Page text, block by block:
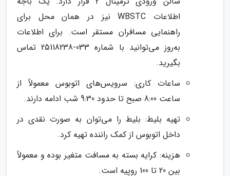
اطلاعات WBSTC نیز در همان محل برای
راهنمایی مسافران مستقر است. برای اطلاعات
به‌روز می‌توانید با شماره 033-25118238 تماس
بگیرید.
ساعات کاری: سرویس‌های اتوبوس معمولاً از
ساعت 8:00 صبح تا حدود 9:30 شب ادامه دارند.
تهیه بلیط: بلیط را می‌توان به صورت نقدی در
داخل اتوبوس از کمک راننده تهیه کرد.
هزینه: کرایه بسته به مسافت متغیر بوده و معمولاً
بین 20 تا 100 روپیه است.